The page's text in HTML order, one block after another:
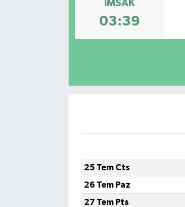
İMSAK
03:39
25 Tem Cts
26 Tem Paz
27 Tem Pts